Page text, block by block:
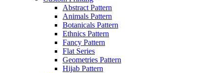
Abstract Pattern
Animals Pattern
Botanicals Pattern
Ethnics Pattern
Fancy Pattern
Flat Series
Geometries Pattern
Hijab Pattern